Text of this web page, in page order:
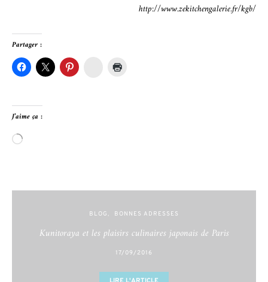
http://www.zekitchengalerie.fr/kgb/
Partager :
Hellocoton
J’aime ça :
Chargement…
BLOG BONNES ADRESSES
Kunitoraya et les plaisirs culinaires japonais de Paris
17/09/2016